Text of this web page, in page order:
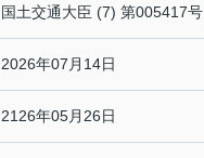
国土交通大臣 (7) 第005417号
2026年07月14日
2126年05月26日